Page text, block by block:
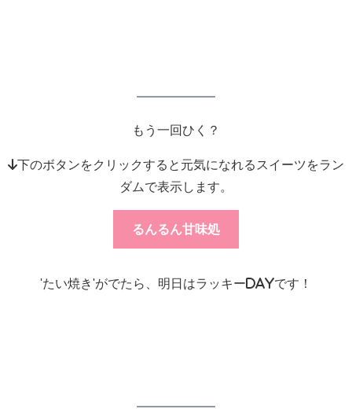
もう一回ひく？
↓下のボタンをクリックすると元気になれるスイーツをラン
ダムで表示します。
るんるん甘味処
'たい焼き'がでたら、明日はラッキーdayです！